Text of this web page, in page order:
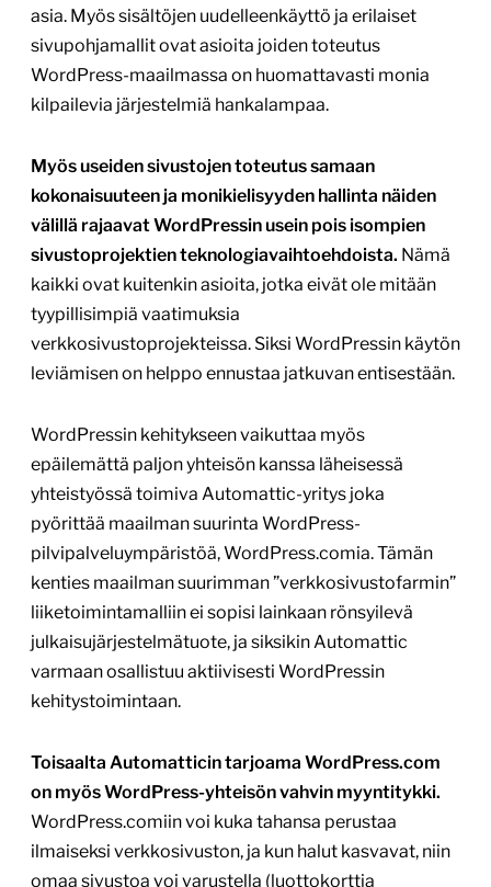
asia. Myös sisältöjen uudelleenkäyttö ja erilaiset
sivupohjamallit ovat asioita joiden toteutus
WordPress-maailmassa on huomattavasti monia
kilpailevia järjestelmiä hankalampaa.
Myös useiden sivustojen toteutus samaan
kokonaisuuteen ja monikielisyyden hallinta näiden
välillä rajaavat WordPressin usein pois isompien
sivustoprojektien teknologiavaihtoehdoista. Nämä
kaikki ovat kuitenkin asioita, jotka eivät ole mitään
tyypillisimpiä vaatimuksia
verkkosivustoprojekteissa. Siksi WordPressin käytön
leviämisen on helppo ennustaa jatkuvan entisestään.
WordPressin kehitykseen vaikuttaa myös
epäilemättä paljon yhteisön kanssa läheisessä
yhteistyössä toimiva Automattic-yritys joka
pyörittää maailman suurinta WordPress-
pilvipalveluympäristöä, WordPress.comia. Tämän
kenties maailman suurimman ”verkkosivustofarmin”
liiketoimintamalliin ei sopisi lainkaan rönsyilevä
julkaisujärjestelmätuote, ja siksikin Automattic
varmaan osallistuu aktiivisesti WordPressin
kehitystoimintaan.
Toisaalta Automatticin tarjoama WordPress.com
on myös WordPress-yhteisön vahvin myyntitykki.
WordPress.comiin voi kuka tahansa perustaa
ilmaiseksi verkkosivuston, ja kun halut kasvavat, niin
omaa sivustoa voi varustella (luottokorttia